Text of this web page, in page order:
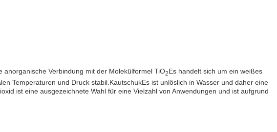
Verbindung mit der Molekülformel TiO2Es handelt sich um ein weißes
Temperaturen und Druck stabil.KautschukEs ist unlöslich in Wasser und daher eine
ist eine ausgezeichnete Wahl für eine Vielzahl von Anwendungen und ist aufgrund